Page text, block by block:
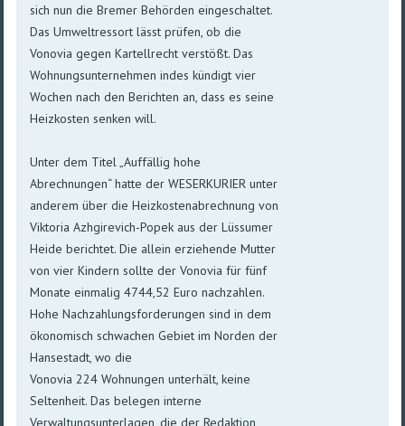
sich nun die Bremer Behörden eingeschaltet.
Das Umweltressort lässt prüfen, ob die
Vonovia gegen Kartellrecht verstößt. Das
Wohnungsunternehmen indes kündigt vier
Wochen nach den Berichten an, dass es seine
Heizkosten senken will.
Unter dem Titel „Auffällig hohe
Abrechnungen“ hatte der WESERKURIER unter
anderem über die Heizkostenabrechnung von
Viktoria Azhgirevich-Popek aus der Lüssumer
Heide berichtet. Die allein erziehende Mutter
von vier Kindern sollte der Vonovia für fünf
Monate einmalig 4744,52 Euro nachzahlen.
Hohe Nachzahlungsforderungen sind in dem
ökonomisch schwachen Gebiet im Norden der
Hansestadt, wo die
Vonovia 224 Wohnungen unterhält, keine
Seltenheit. Das belegen interne
Verwaltungsunterlagen, die der Redaktion